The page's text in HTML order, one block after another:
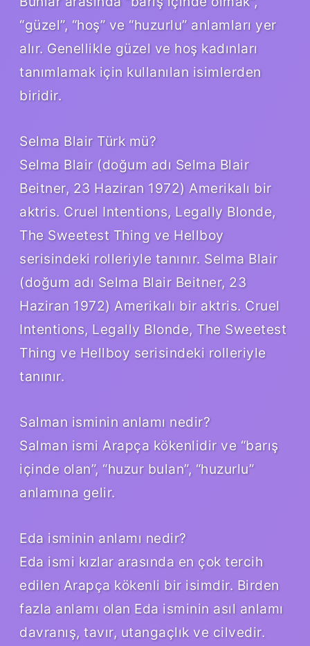
“güzel”, “hoş” ve “huzurlu” anlamları yer
alır. Genellikle güzel ve hoş kadınları
tanımlamak için kullanılan isimlerden
biridir.
Selma Blair Türk mü?
Selma Blair (doğum adı Selma Blair
Beitner, 23 Haziran 1972) Amerikalı bir
aktris. Cruel Intentions, Legally Blonde,
The Sweetest Thing ve Hellboy
serisindeki rolleriyle tanınır. Selma Blair
(doğum adı Selma Blair Beitner, 23
Haziran 1972) Amerikalı bir aktris. Cruel
Intentions, Legally Blonde, The Sweetest
Thing ve Hellboy serisindeki rolleriyle
tanınır.
Salman isminin anlamı nedir?
Salman ismi Arapça kökenlidir ve “barış
içinde olan”, “huzur bulan”, “huzurlu”
anlamına gelir.
Eda isminin anlamı nedir?
Eda ismi kızlar arasında en çok tercih
edilen Arapça kökenli bir isimdir. Birden
fazla anlamı olan Eda isminin asıl anlamı
davranış, tavır, utangaçlık ve cilvedir.